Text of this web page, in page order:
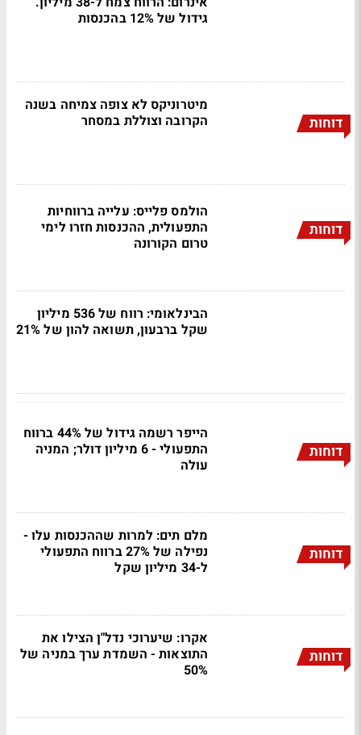
גידול של 12% בהכנסות
דוחות
מיטרוניקס לא צופה צמיחה בשנה
הקרובה וצוללת במסחר
דוחות
הולמס פלייס: עלייה ברווחיות
התפעולית, ההכנסות חזרו לימי
טרום הקורונה
הבינלאומי: רווח של 536 מיליון
שקל ברבעון, תשואה להון של 21%
דוחות
הייפר רשמה גידול של 44% ברווח
התפעולי - 6 מיליון דולר; המניה
עולה
דוחות
מלם תים: למרות שההכנסות עלו -
נפילה של 27% ברווח התפעולי
ל-34 מיליון שקל
דוחות
אקרו: שיערוכי נדל"ן הצילו את
התוצאות - השמדת ערך במניה של
50%